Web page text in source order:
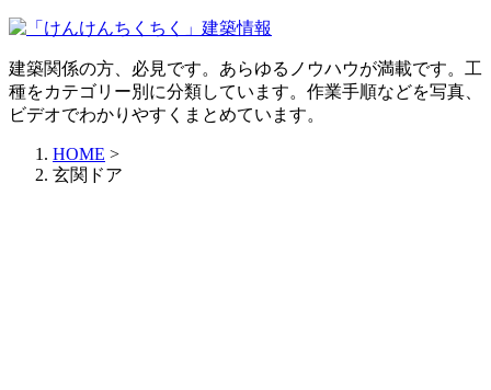
建築関係の方、必見です。あらゆるノウハウが満載です。工
種をカテゴリー別に分類しています。作業手順などを写真、
ビデオでわかりやすくまとめています。
HOME >
玄関ドア